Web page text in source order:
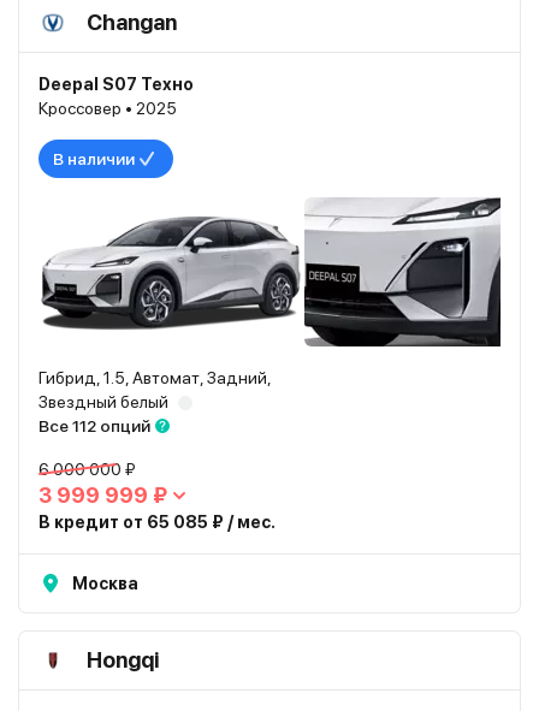
Changan
Deepal S07 Техно
Кроссовер • 2025
В наличии
Гибрид, 1.5, Автомат, Задний,
Звездный белый
Все 112 опций
6 000 000 ₽
3 999 999 ₽
В кредит от 65 085 ₽ / мес.
Москва
Hongqi